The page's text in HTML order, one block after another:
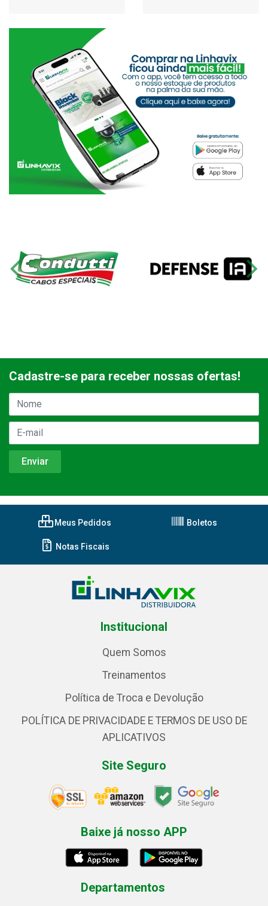
Cadastre-se para receber nossas ofertas!
Meus Pedidos Boletos
Notas Fiscais
Institucional
Quem Somos
Treinamentos
Política de Troca e Devolução
POLÍTICA DE PRIVACIDADE E TERMOS DE USO DE
APLICATIVOS
Site Seguro
Baixe já nosso APP
Departamentos